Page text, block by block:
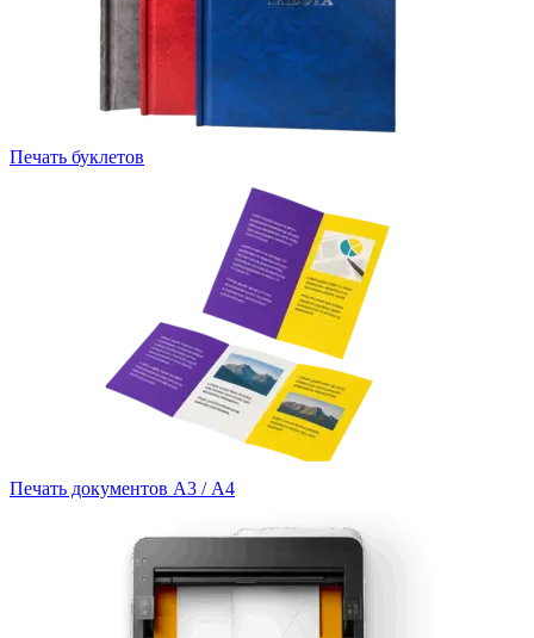
Печать буклетов
Печать документов А3 / А4